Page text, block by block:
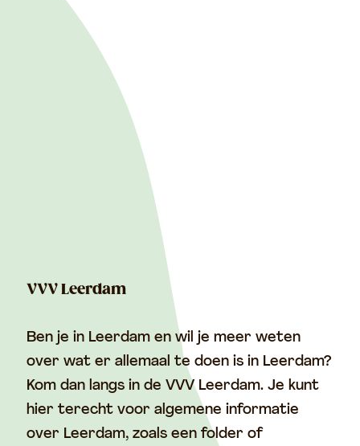
VVV Leerdam
Ben je in Leerdam en wil je meer weten
over wat er allemaal te doen is in Leerdam?
Kom dan langs in de VVV Leerdam. Je kunt
hier terecht voor algemene informatie
over Leerdam, zoals een folder of